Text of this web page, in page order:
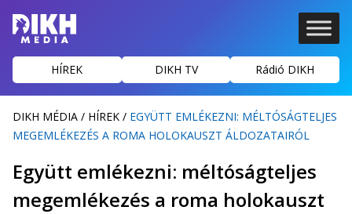
HÍREK DIKH TV Rádió DIKH
DIKH MÉDIA / HÍREK / EGYÜTT EMLÉKEZNI: MÉLTÓSÁGTELJES
MEGEMLÉKEZÉS A ROMA HOLOKAUSZT ÁLDOZATAIRÓL
Együtt emlékezni: méltóságteljes
megemlékezés a roma holokauszt